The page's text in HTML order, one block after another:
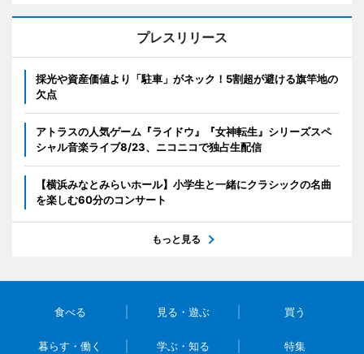
プレスリリース
採光や資産価値より「駐車」がネック！5割超が避ける旗竿地の
欠点
アトラスの人気ゲーム『ライドウ』『女神転生』シリーズスペ
シャル音楽ライブ8/23、ニコニコで独占生配信
【横浜みなとみらいホール】小学生と一緒にクラシックの名曲
を楽しむ60分のコンサート
もっと見る
食べる 見る・遊ぶ 買う
暮らす・働く 学ぶ・知る 特集